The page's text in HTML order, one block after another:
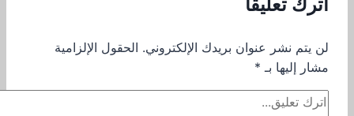
لن يتم نشر عنوان بريدك الإلكتروني. الحقول الإلزامية
مشار إليها بـ *